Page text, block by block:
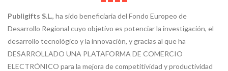
Publigifts S.L., ha sido beneficiaria del Fondo Europeo de
Desarrollo Regional cuyo objetivo es potenciar la investigación, el
desarrollo tecnológico y la innovación, y gracias al que ha
DESARROLLADO UNA PLATAFORMA DE COMERCIO
ELECTRÓNICO para la mejora de competitividad y productividad